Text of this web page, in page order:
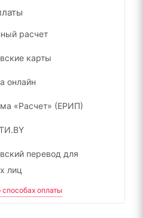
расчет
карты
онлайн
«Расчет» (ЕРИП)
перевод для
лиц
оплаты